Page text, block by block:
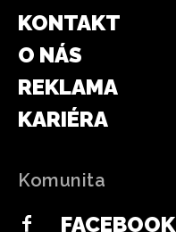
KONTAKT
O NÁS
REKLAMA
KARIÉRA
Komunita
FACEBOOK